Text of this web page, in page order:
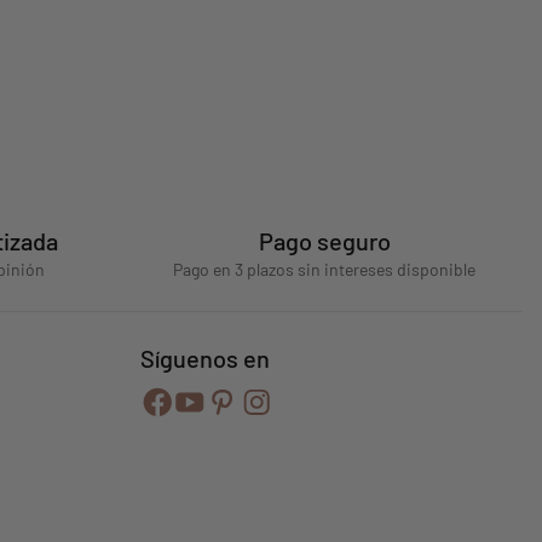
Pago seguro
Pago en 3 plazos sin intereses disponible
Síguenos en